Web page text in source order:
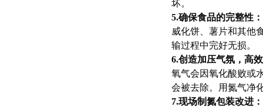
坏。
5.确保食品的完整性：
威化饼、薯片和其他
输过程中完好无损。
6.创造加压气氛，高
氧气会因氧化酸败或
会被去除。用氮气净
7.现场制氮包装改进：